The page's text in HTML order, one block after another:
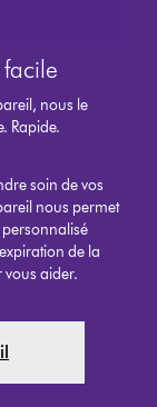
nous le
Rapide.
soin de vos
nous permet
de la
aider.